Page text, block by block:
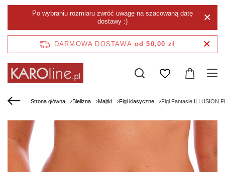
Po wybraniu rozmiaru zwróć uwagę na szacowaną datę
dostawy :)
DARMOWA DOSTAWA od 50,00 zł
Strona główna Bielizna Majtki Figi klasyczne Figi Fantasie ILLUSION